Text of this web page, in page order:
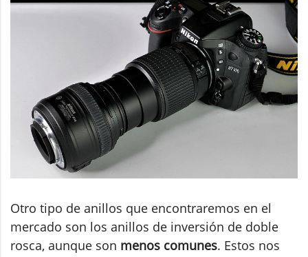
Otro tipo de anillos que encontraremos en el
mercado son los anillos de inversión de doble
rosca, aunque son menos comunes. Estos nos